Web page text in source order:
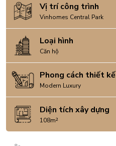
Vị trí công trình
Vinhomes Central Park
Loại hình
Căn hộ
Phong cách thiết kế
Modern Luxury
Diện tích xây dựng
108m²